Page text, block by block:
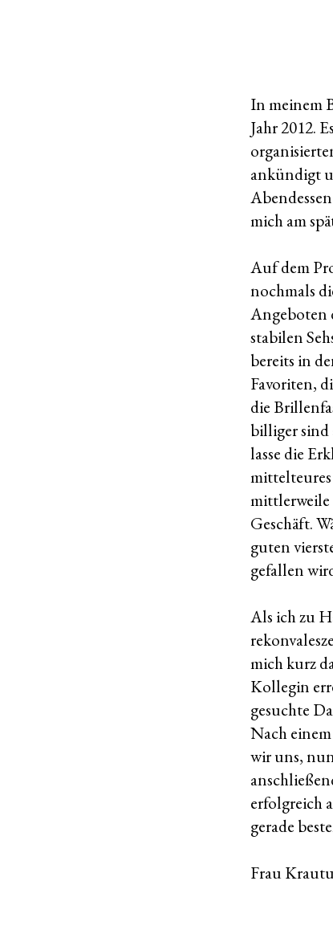
In meinem
Jahr 2012.
ankündigt
mich am
Auf dem
nochmals
Angeboten
stabilen
bereits in
Favoriten,
die
billiger sind
lasse die
mittelteures
mittlerweile
Geschäft.
guten
gefallen
Als ich zu
mich kurz
Kollegin
gesuchte
Nach
wir uns,
erfolgreich
gerade
Frau